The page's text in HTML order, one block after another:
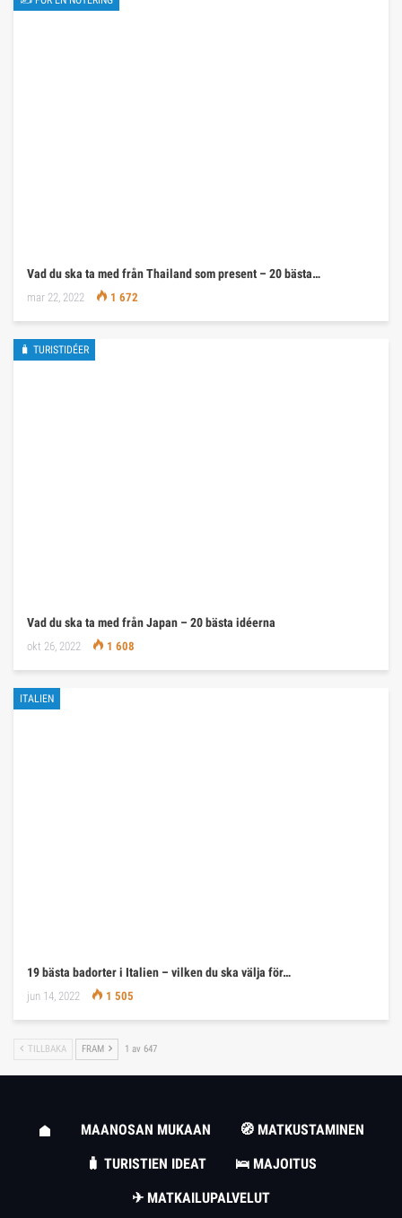
Vad du ska ta med från Thailand som present – 20 bästa…
mar 22, 2022 1 672
🧳 TURISTIDÉER
Vad du ska ta med från Japan – 20 bästa idéerna
okt 26, 2022 1 608
ITALIEN
19 bästa badorter i Italien – vilken du ska välja för…
jun 14, 2022 1 505
TILLBAKA FRAM 1 av 647
MAANOSAN MUKAAN
🧭 MATKUSTAMINEN
🧳 TURISTIEN IDEAT
🛌 MAJOITUS
✈ MATKAILUPALVELUT